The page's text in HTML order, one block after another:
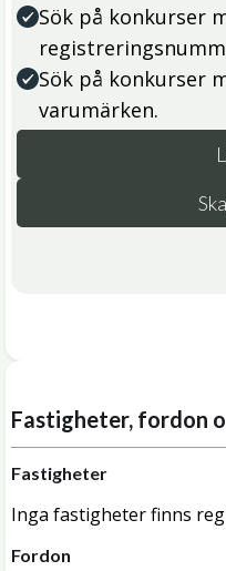
Sök på konkurser
Sök på konkurser
varumärken.
Fastigheter, fordon
Fastigheter
Inga fastigheter finns
Fordon